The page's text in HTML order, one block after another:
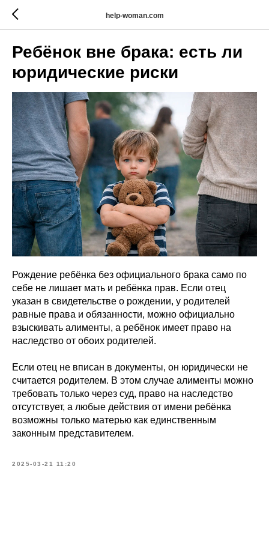
help-woman.com
Ребёнок вне брака: есть ли
юридические риски
Рождение ребёнка без официального брака само по
себе не лишает мать и ребёнка прав. Если отец
указан в свидетельстве о рождении, у родителей
равные права и обязанности, можно официально
взыскивать алименты, а ребёнок имеет право на
наследство от обоих родителей.
Если отец не вписан в документы, он юридически не
считается родителем. В этом случае алименты можно
требовать только через суд, право на наследство
отсутствует, а любые действия от имени ребёнка
возможны только матерью как единственным
законным представителем.
2025-03-21 11:20